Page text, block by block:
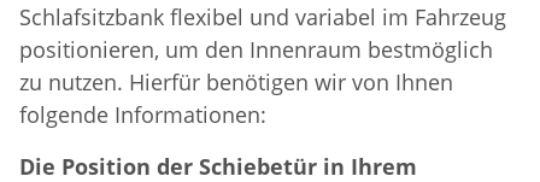
Schlafsitzbank flexibel und variabel im Fahrzeug
positionieren, um den Innenraum bestmöglich
zu nutzen. Hierfür benötigen wir von Ihnen
folgende Informationen:
Die Position der Schiebetür in Ihrem